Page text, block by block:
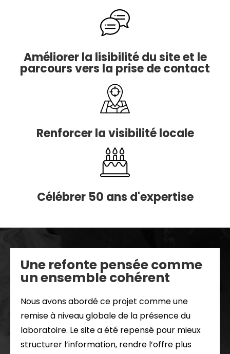
Améliorer la lisibilité du site et le
parcours vers la prise de contact
Renforcer la visibilité locale
Célébrer 50 ans d'expertise
Une refonte pensée comme
un ensemble cohérent
Nous avons abordé ce projet comme une
remise à niveau globale de la présence du
laboratoire. Le site a été repensé pour mieux
structurer l’information, rendre l’offre plus